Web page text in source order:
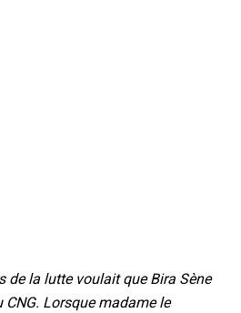
de la lutte voulait que Bira Sène
Lorsque madame le